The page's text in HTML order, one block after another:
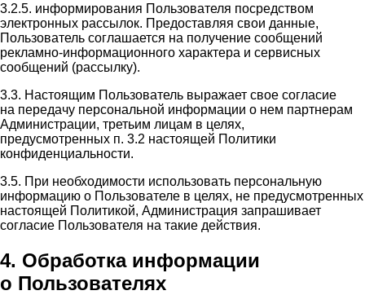
3.2.5. информирования Пользователя посредством
электронных рассылок. Предоставляя свои данные,
Пользователь соглашается на получение сообщений
рекламно-информационного характера и сервисных
сообщений (рассылку).
3.3. Настоящим Пользователь выражает свое согласие
на передачу персональной информации о нем партнерам
Администрации, третьим лицам в целях,
предусмотренных п. 3.2 настоящей Политики
конфиденциальности.
3.5. При необходимости использовать персональную
информацию о Пользователе в целях, не предусмотренных
настоящей Политикой, Администрация запрашивает
согласие Пользователя на такие действия.
4. Обработка информации
о Пользователях